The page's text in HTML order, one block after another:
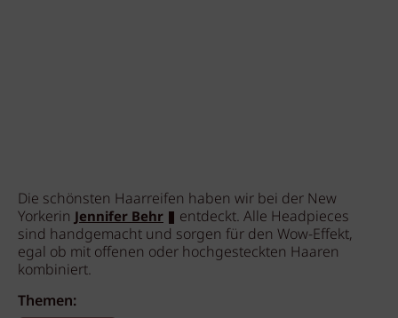
Die schönsten Haarreifen haben wir bei der New
YorkerinJennifer Behr
entdeckt. Alle Headpieces
sind handgemacht und sorgen für den Wow-Effekt,
egal ob mit offenen oder hochgesteckten Haaren
kombiniert.
Themen: